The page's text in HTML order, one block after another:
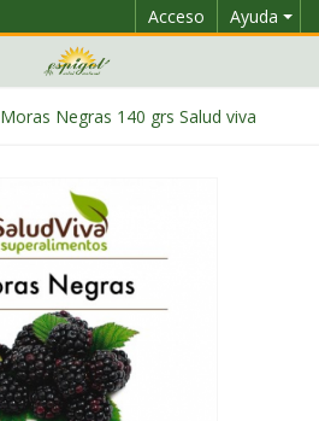
Ayuda
Acceso
Moras Negras 140 grs Salud viva